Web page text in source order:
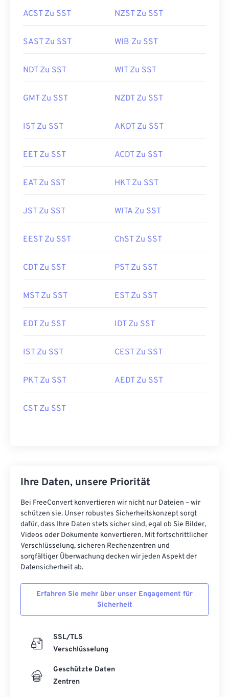
ACST Zu SST NZST Zu SST
SAST Zu SST WIB Zu SST
NDT Zu SST WIT Zu SST
GMT Zu SST NZDT Zu SST
IST Zu SST AKDT Zu SST
EET Zu SST ACDT Zu SST
EAT Zu SST HKT Zu SST
JST Zu SST WITA Zu SST
EEST Zu SST ChST Zu SST
CDT Zu SST PST Zu SST
MST Zu SST EST Zu SST
EDT Zu SST IDT Zu SST
IST Zu SST CEST Zu SST
PKT Zu SST AEDT Zu SST
CST Zu SST
Ihre Daten, unsere Priorität
Bei FreeConvert konvertieren wir nicht nur Dateien – wir
schützen sie. Unser robustes Sicherheitskonzept sorgt
dafür, dass Ihre Daten stets sicher sind, egal ob Sie Bilder,
Videos oder Dokumente konvertieren. Mit fortschrittlicher
Verschlüsselung, sicheren Rechenzentren und
sorgfältiger Überwachung decken wir jeden Aspekt der
Datensicherheit ab.
Erfahren Sie mehr über unser Engagement für
Sicherheit
SSL/TLS
Verschlüsselung
Geschützte Daten
Zentren